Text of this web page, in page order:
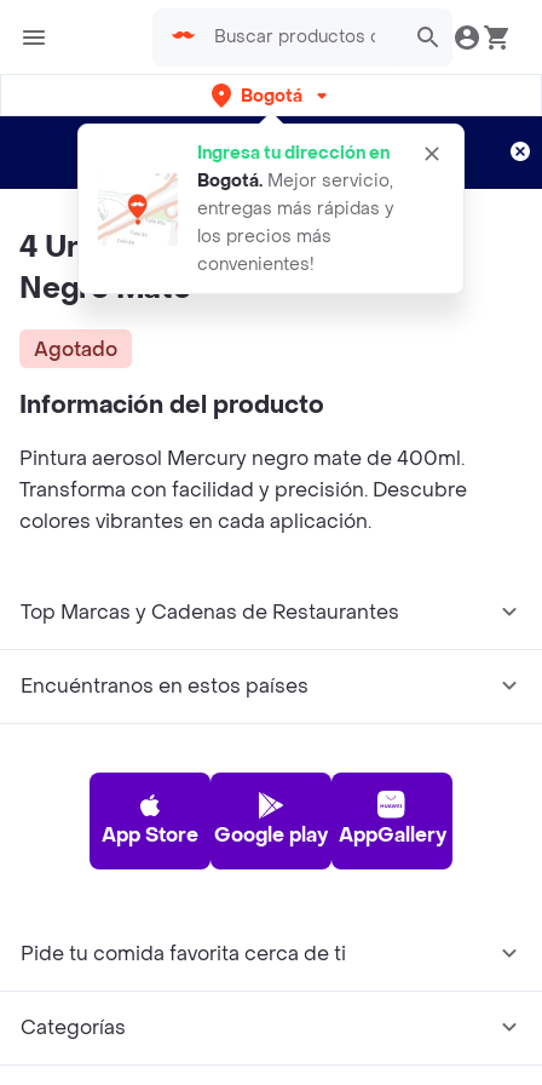
Bogotá
Ingresa tu dirección en
Bogotá. Mejor servicio,
entregas más rápidas y
los precios más
convenientes!
envíos gratis por semanas
Aplican TyC
4 Unidades Pintura En Aerosol
Negro Mate
Agotado
Información del producto
Pintura aerosol Mercury negro mate de 400ml.
Transforma con facilidad y precisión. Descubre
colores vibrantes en cada aplicación.
Top Marcas y Cadenas de Restaurantes
Encuéntranos en estos países
App Store Google play AppGallery
Pide tu comida favorita cerca de ti
Categorías